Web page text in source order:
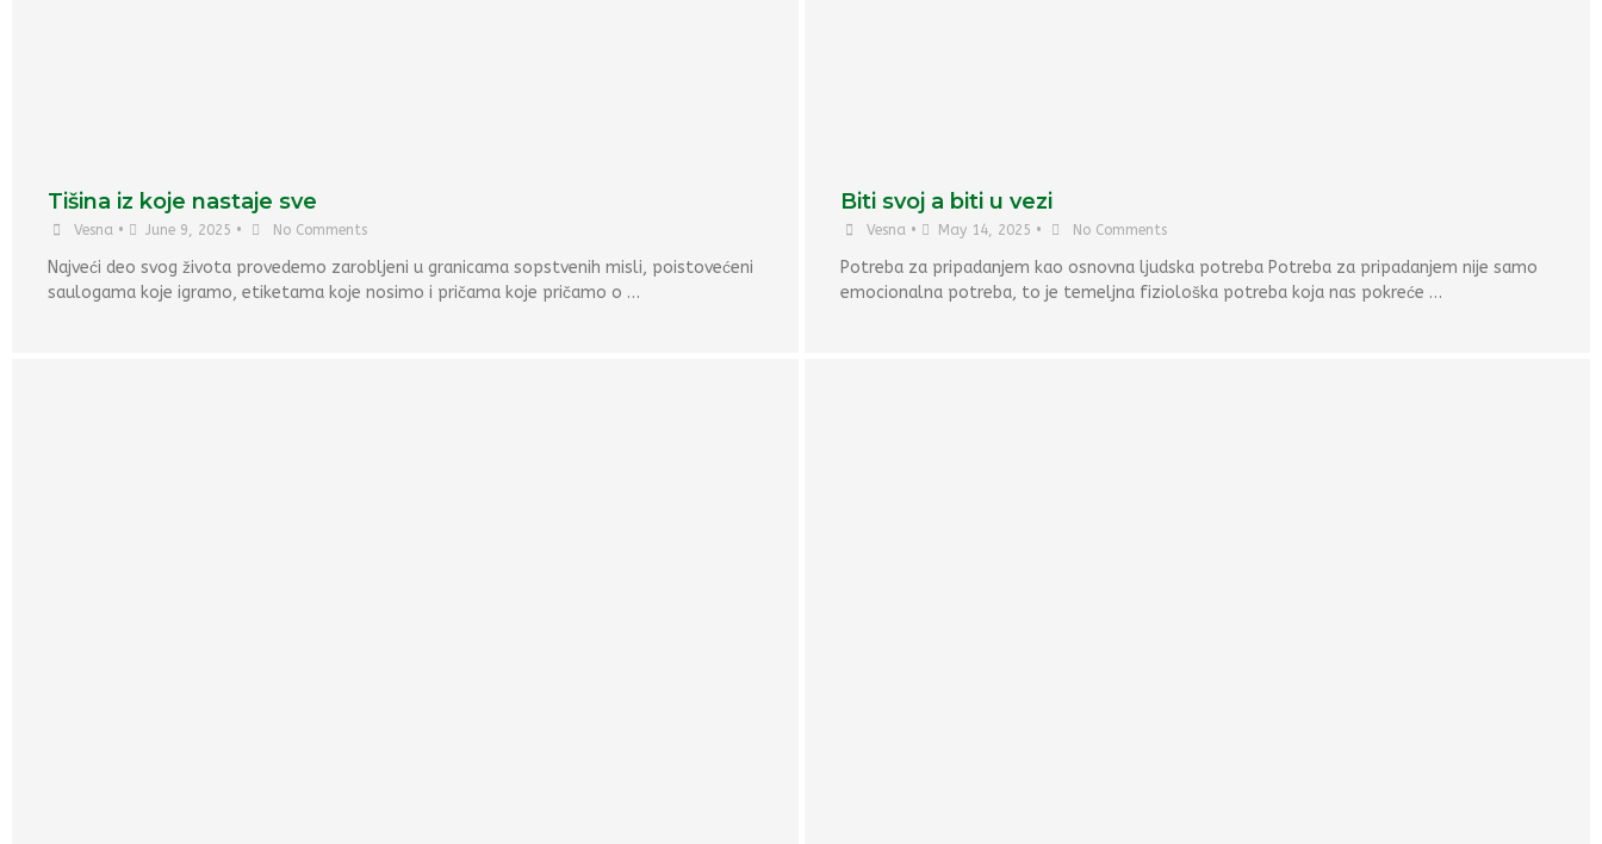
Tišina iz koje nastaje sve
Vesna • June 9, 2025 • No Comments
Najveći deo svog života provedemo zarobljeni u granicama sopstvenih misli, poistovećeni
saulogama koje igramo, etiketama koje nosimo i pričama koje pričamo o …
Biti svoj a biti u vezi
Vesna • May 14, 2025 • No Comments
Potreba za pripadanjem kao osnovna ljudska potreba Potreba za pripadanjem nije samo
emocionalna potreba, to je temeljna fiziološka potreba koja nas pokreće …